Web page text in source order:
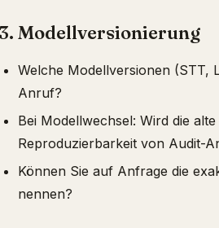
3. Modellversionierung
Welche Modellversionen (STT,
Anruf?
Bei Modellwechsel: Wird die
Reproduzierbarkeit von Audit-
Können Sie auf Anfrage die
nennen?